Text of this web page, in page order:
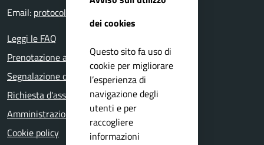
Email: protocollo@comune.mazzano.bs.it
Leggi le FAQ
Prenotazione appuntamento
Segnalazione disservizio
Richiesta d'assistenza
Amministrazione trasparente
Cookie policy
dei cookies
Questo sito fa uso di
cookie per migliorare
l’esperienza di
navigazione degli
utenti e per
raccogliere
informazioni